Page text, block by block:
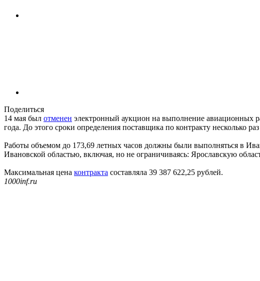
Поделиться
14 мая был отменен электронный аукцион на выполнение авиационных
года. До этого сроки определения поставщика по контракту несколько
Работы объемом до 173,69 летных часов должны были выполняться в
Ивановской областью, включая, но не ограничиваясь: Ярославскую
Максимальная цена контракта составляла 39 387 622,25 рублей.
1000inf.ru